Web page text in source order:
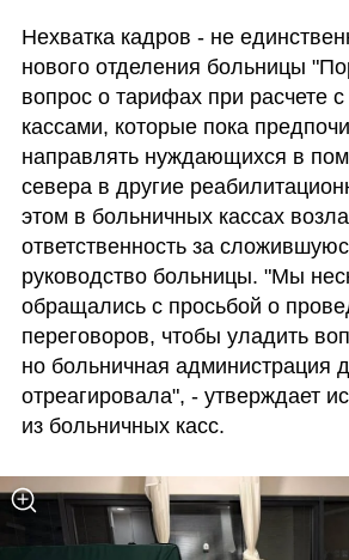
Нехватка кадров - не
нового отделения больницы
вопрос о тарифах при расчете
кассами, которые пока
направлять нуждающихся в
севера в другие
этом в больничных кассах
ответственность за
руководство больницы. "Мы
обращались с просьбой о
переговоров, чтобы уладить
но больничная администрация
отреагировала", - утверждает
из больничных касс.